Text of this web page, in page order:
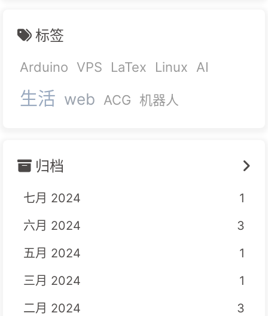
标签
Arduino VPS LaTex Linux AI
生活 web ACG 机器人
归档
七月 2024
1
六月 2024
3
五月 2024
1
三月 2024
1
二月 2024
3